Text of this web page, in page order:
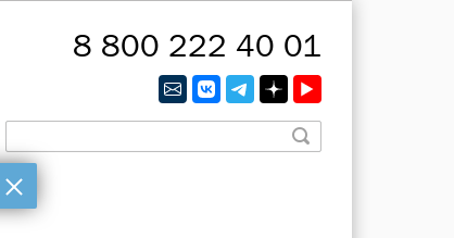
8 800 222 40 01